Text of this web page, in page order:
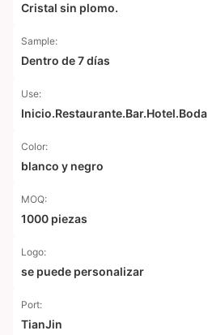
Cristal sin plomo.
Sample:
Dentro de 7 días
Use:
Inicio.Restaurante.Bar.Hotel.Boda
Color:
blanco y negro
MOQ:
1000 piezas
Logo:
se puede personalizar
Port:
TianJin